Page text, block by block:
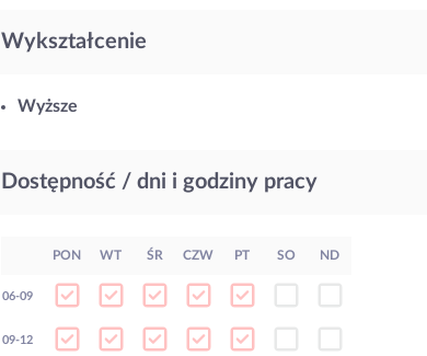
Wykształcenie
Wyższe
Dostępność / dni i godziny pracy
PON WT ŚR CZW PT SO ND
06-09
09-12